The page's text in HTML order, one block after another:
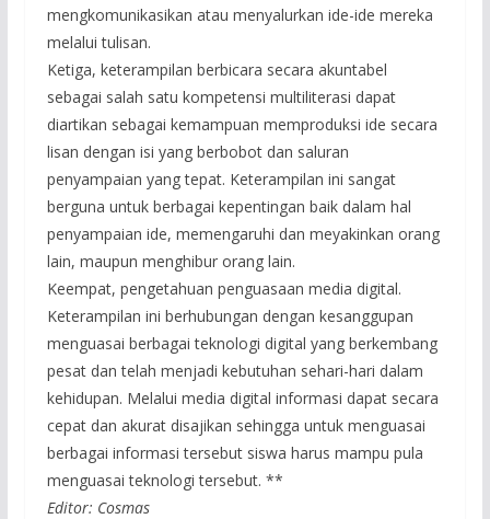
mengkomunikasikan atau menyalurkan ide-ide mereka
melalui tulisan.
Ketiga, keterampilan berbicara secara akuntabel
sebagai salah satu kompetensi multiliterasi dapat
diartikan sebagai kemampuan memproduksi ide secara
lisan dengan isi yang berbobot dan saluran
penyampaian yang tepat. Keterampilan ini sangat
berguna untuk berbagai kepentingan baik dalam hal
penyampaian ide, memengaruhi dan meyakinkan orang
lain, maupun menghibur orang lain.
Keempat, pengetahuan penguasaan media digital.
Keterampilan ini berhubungan dengan kesanggupan
menguasai berbagai teknologi digital yang berkembang
pesat dan telah menjadi kebutuhan sehari-hari dalam
kehidupan. Melalui media digital informasi dapat secara
cepat dan akurat disajikan sehingga untuk menguasai
berbagai informasi tersebut siswa harus mampu pula
menguasai teknologi tersebut. **
Editor: Cosmas